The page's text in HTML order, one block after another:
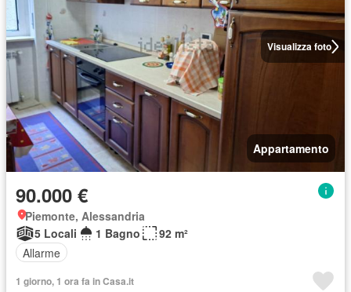
Visualizza foto
Appartamento
90.000 €
Piemonte, Alessandria
5 Locali
1 Bagno
92 m²
Allarme
1 giorno, 1 ora fa in Casa.it